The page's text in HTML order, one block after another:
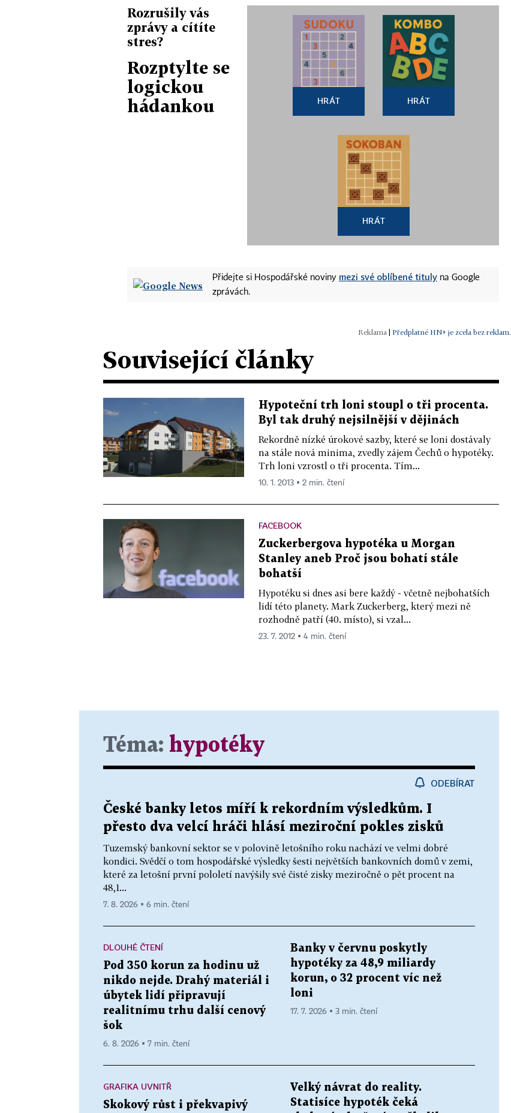
Rozrušily vás
zprávy a cítíte
stres?
Rozptylte se
logickou
hádankou
HRÁT HRÁT
HRÁT
Přidejte si Hospodářské noviny mezi své oblíbené tituly na Google
zprávách.
| Předplatné HN+ je zcela bez reklam.
Související články
Hypoteční trh loni stoupl o tři procenta.
Byl tak druhý nejsilnější v dějinách
Rekordně nízké úrokové sazby, které se loni dostávaly
na stále nová minima, zvedly zájem Čechů o hypotéky.
Trh loni vzrostl o tři procenta. Tím...
10. 1. 2013 ▪ 2 min. čtení
FACEBOOK
Zuckerbergova hypotéka u Morgan
Stanley aneb Proč jsou bohatí stále
bohatší
Hypotéku si dnes asi bere každý - včetně nejbohatších
lidí této planety. Mark Zuckerberg, který mezi ně
rozhodně patří (40. místo), si vzal...
23. 7. 2012 ▪ 4 min. čtení
Téma: hypotéky
ODEBÍRAT
České banky letos míří k rekordním výsledkům. I
přesto dva velcí hráči hlásí meziroční pokles zisků
Tuzemský bankovní sektor se v polovině letošního roku nachází ve velmi dobré
kondici. Svědčí o tom hospodářské výsledky šesti největších bankovních domů v zemi,
které za letošní první pololetí navýšily své čisté zisky meziročně o pět procent na
48,1...
7. 8. 2026 ▪ 6 min. čtení
DLOUHÉ ČTENÍ
Pod 350 korun za hodinu už
nikdo nejde. Drahý materiál i
úbytek lidí připravují
realitnímu trhu další cenový
šok
6. 8. 2026 ▪ 7 min. čtení
Banky v červnu poskytly
hypotéky za 48,9 miliardy
korun, o 32 procent víc než
loni
17. 7. 2026 ▪ 3 min. čtení
GRAFIKA UVNITŘ
Skokový růst i překvapivý
Velký návrat do reality.
Statisíce hypoték čeká